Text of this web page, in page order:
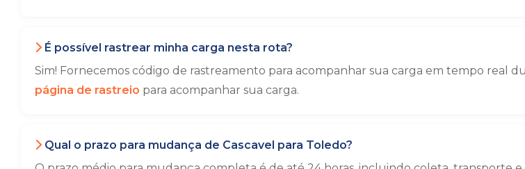
É possível rastrear minha carga nesta rota?
Sim! Fornecemos código de rastreamento para acompanhar sua carga em tempo real
página de rastreio para acompanhar sua carga.
Qual o prazo para mudança de Cascavel para Toledo?